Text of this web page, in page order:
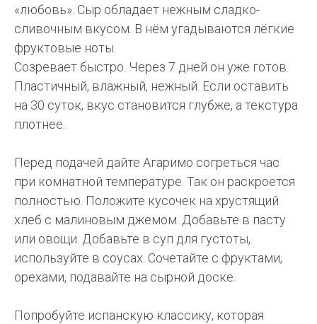
«любовь». Сыр обладает нежным сладко-
сливочным вкусом. В нём угадываются лёгкие
фруктовые ноты.
Созревает быстро. Через 7 дней он уже готов.
Пластичный, влажный, нежный. Если оставить
на 30 суток, вкус становится глубже, а текстура
плотнее.
Перед подачей дайте Агаримо согреться час
при комнатной температуре. Так он раскроется
полностью. Положите кусочек на хрустящий
хлеб с малиновым джемом. Добавьте в пасту
или овощи. Добавьте в суп для густоты,
используйте в соусах. Сочетайте с фруктами,
орехами, подавайте на сырной доске.
Попробуйте испанскую классику, которая